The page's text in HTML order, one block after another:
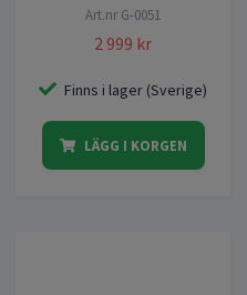
Art.nr G-0051
2 999 kr
Finns i lager (Sverige)
LÄGG I KORGEN